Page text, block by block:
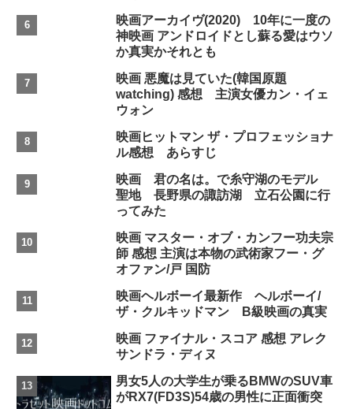
映画アーカイヴ(2020) 10年に一度の
神映画 アンドロイドとし蘇る愛はウソ
か真実かそれとも
映画 悪魔は見ていた(韓国原題
watching) 感想 主演女優カン・イェ
ウォン
映画ヒットマン ザ・プロフェッショナ
ル感想 あらすじ
映画 君の名は。で糸守湖のモデル
聖地 長野県の諏訪湖 立石公園に行
ってみた
映画 マスター・オブ・カンフー功夫宗
師 感想 主演は本物の武術家フー・グ
オファン/戸 国防
映画ヘルボーイ最新作 ヘルボーイ/
ザ・クルキッドマン B級映画の真実
映画 ファイナル・スコア 感想 アレク
サンドラ・ディヌ
男女5人の大学生が乗るBMWのSUV車
がRX7(FD3S)54歳の男性に正面衝突